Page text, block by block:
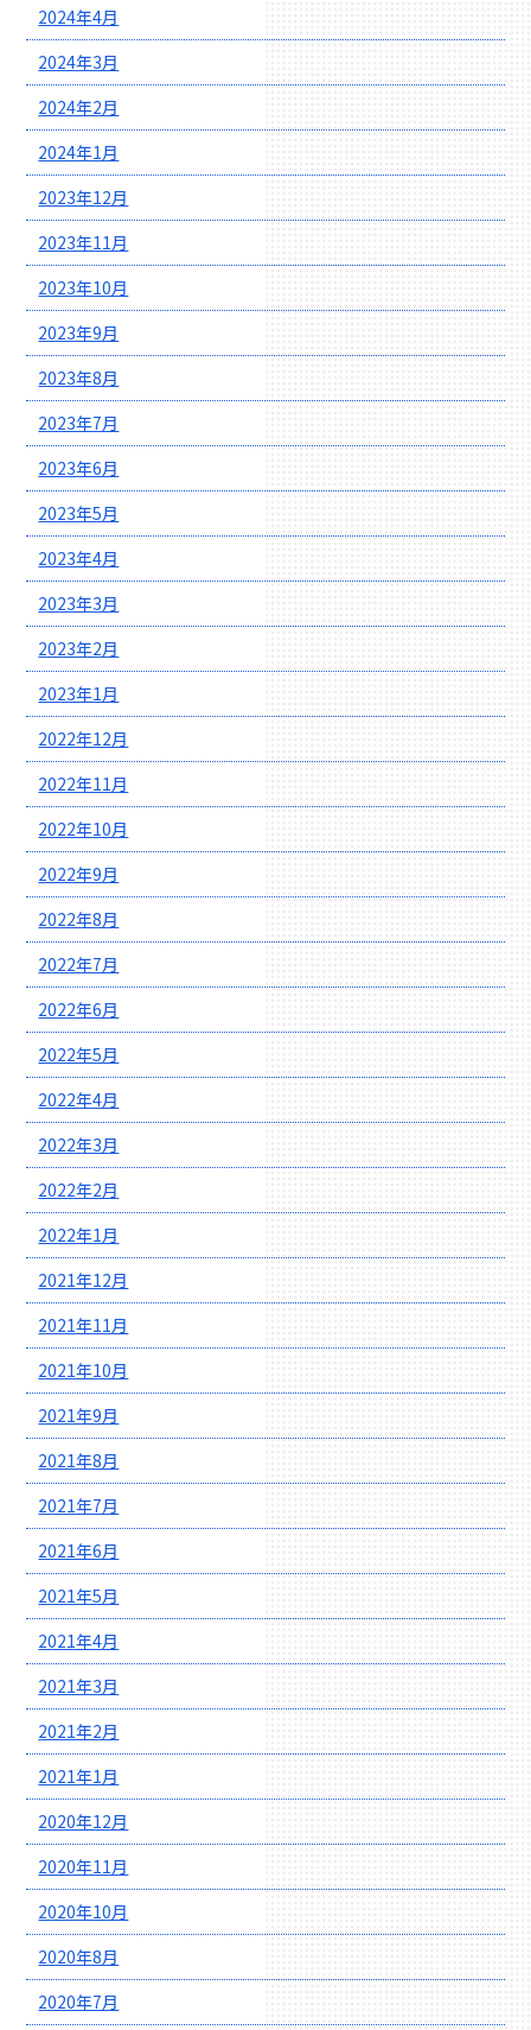
2024年4月
2024年3月
2024年2月
2024年1月
2023年12月
2023年11月
2023年10月
2023年9月
2023年8月
2023年7月
2023年6月
2023年5月
2023年4月
2023年3月
2023年2月
2023年1月
2022年12月
2022年11月
2022年10月
2022年9月
2022年8月
2022年7月
2022年6月
2022年5月
2022年4月
2022年3月
2022年2月
2022年1月
2021年12月
2021年11月
2021年10月
2021年9月
2021年8月
2021年7月
2021年6月
2021年5月
2021年4月
2021年3月
2021年2月
2021年1月
2020年12月
2020年11月
2020年10月
2020年8月
2020年7月